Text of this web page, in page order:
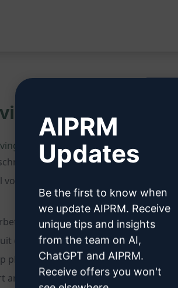
maakt gebruik van AI
het herschrijven van artikelen om
teksten
de inhoud
plagiaat en verwijdert het
artikelen om ze 100% uniek te maken
AIPRM
Updates
Be the first to know when
we update AIPRM. Receive
unique tips and insights
from the team on AI,
ChatGPT and AIPRM.
Receive offers you won't